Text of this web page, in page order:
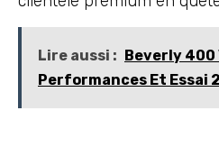
Lire aussi : Beverly 400
Performances Et Essai